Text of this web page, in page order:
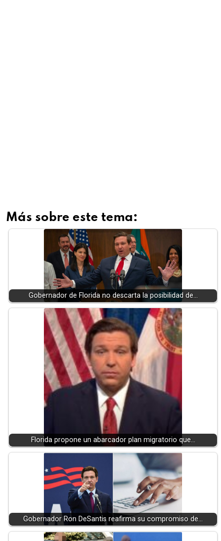
Más sobre este tema:
Gobernador de Florida no descarta la posibilidad de…
Florida propone un abarcador plan migratorio que…
Gobernador Ron DeSantis reafirma su compromiso de…